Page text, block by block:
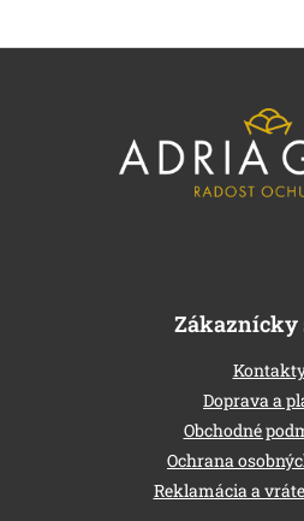
s
Zákaznícky
Doprava a
Obchodné
Ochrana
Reklamácia a